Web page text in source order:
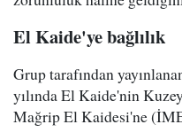
El Kaide'ye bağlılık
Grup tarafından
yılında El Kaide'nin
Mağrip El Kaidesi'ne